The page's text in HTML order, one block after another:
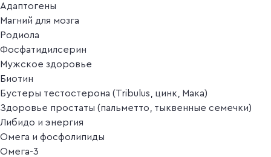
Адаптогены
Магний для мозга
Родиола
Фосфатидилсерин
Мужское здоровье
Биотин
Бустеры тестостерона (Tribulus, цинк, Мака)
Здоровье простаты (пальметто, тыквенные семечки)
Либидо и энергия
Омега и фосфолипиды
Омега-3